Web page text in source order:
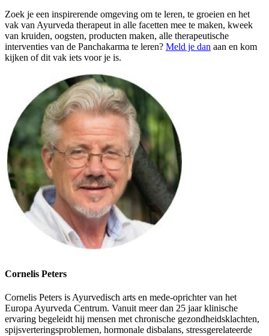
Zoek je een inspirerende omgeving om te leren, te groeien en het
vak van Ayurveda therapeut in alle facetten mee te maken, kweek
van kruiden, oogsten, producten maken, alle therapeutische
interventies van de Panchakarma te leren? Meld je dan aan en kom
kijken of dit vak iets voor je is.
Cornelis Peters
Cornelis Peters is Ayurvedisch arts en mede-oprichter van het
Europa Ayurveda Centrum. Vanuit meer dan 25 jaar klinische
ervaring begeleidt hij mensen met chronische gezondheidsklachten,
spijsverteringsproblemen, hormonale disbalans, stressgerelateerde